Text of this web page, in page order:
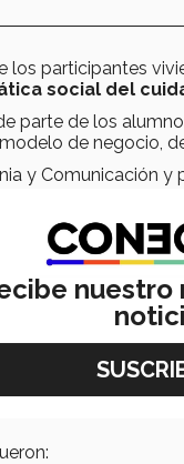
los participantes
social del
parte de los
modelo de negocio,
y Comunicación
Tec de
” comentó el
participaron por
García,
del campus,